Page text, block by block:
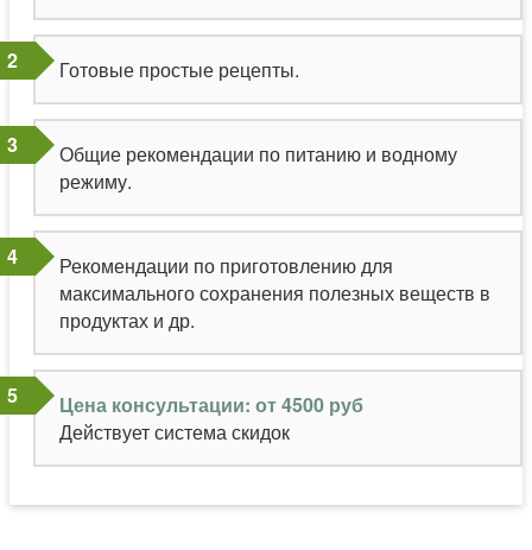
Готовые простые рецепты.
Общие рекомендации по питанию и водному
режиму.
Рекомендации по приготовлению для
максимального сохранения полезных веществ в
продуктах и др.
Цена консультации: от 4500 руб
Действует система скидок